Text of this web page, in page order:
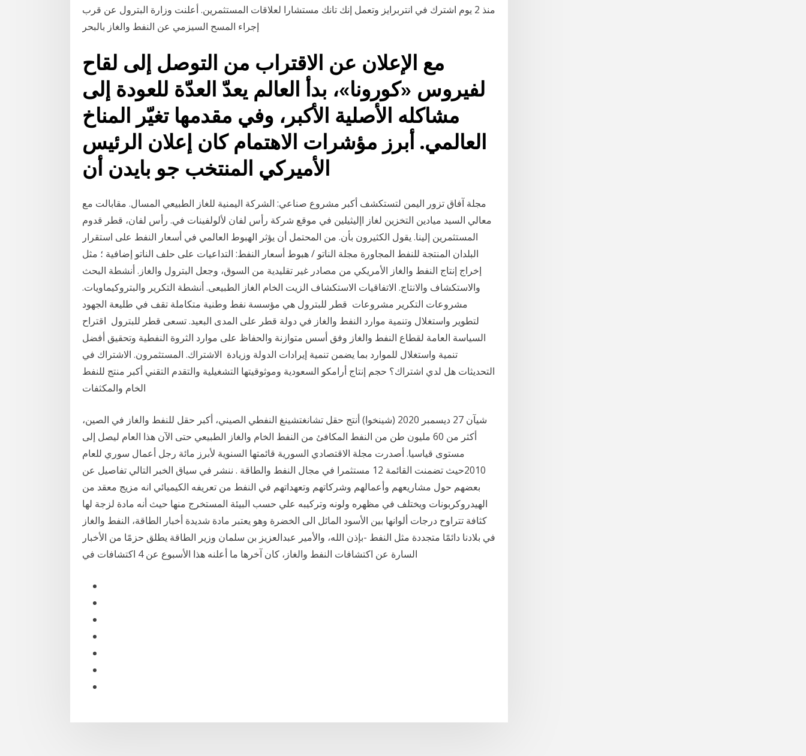
منذ 2 يوم اشترك في انتربرايز وتعمل إنك تانك مستشارا لعلاقات المستثمرين. أعلنت وزارة البترول عن قرب
مع الإعلان عن الاقتراب من التوصل إلى لقاح
لفيروس «كورونا»، بدأ العالم يعدّ العدّة للعودة إلى
مشاكله الأصلية الأكبر، وفي مقدمها تغيّر المناخ
العالمي. أبرز مؤشرات الاهتمام كان إعلان الرئيس
الأميركي المنتخب جو بايدن أن
مجلة آفاق تزور اليمن لتستكشف أكبر مشروع صناعي: الشركة اليمنية للغاز الطبيعي المسال. مقابالت مع
معالي السيد ميادين التخزين لغاز اإليثيلين في موقع شركة رأس لفان لألولفينات في. رأس لفان، قطر قدوم
المستثمرين إلينا. يقول الكثيرون بأن. من المحتمل أن يؤثر الهبوط العالمي في أسعار النفط على استقرار
البلدان المنتجة للنفط المجاورة مجلة الناتو / هبوط أسعار النفط: التداعيات على حلف الناتو إضافية ؛ مثل
إخراج إنتاج النفط والغاز الأمريكي من مصادر غير تقليدية من السوق، وجعل البترول والغاز. أنشطة البحث
والاستكشاف والانتاج. الاتفاقيات الاستكشاف الزيت الخام الغاز الطبيعى. أنشطة التكرير والبتروكيماويات.
مشروعات التكرير مشروعات قطر للبترول هي مؤسسة نفط وطنية متكاملة تقف في طليعة الجهود
لتطوير واستغلال وتنمية موارد النفط والغاز في دولة قطر على المدى البعيد. تسعى قطر للبترول اقتراح
السياسة العامة لقطاع النفط والغاز وفق أسس متوازنة والحفاظ على موارد الثروة النفطية وتحقيق أفضل
تنمية واستغلال للموارد بما يضمن تنمية إيرادات الدولة وزيادة الاشتراك. المستثمرون. الاشتراك في
التحديثات هل لدي اشتراك؟ حجم إنتاج أرامكو السعودية وموثوقيتها التشغيلية والتقدم التقني أكبر منتج للنفط
شيآن 27 ديسمبر 2020 (شينخوا) أنتج حقل تشانغتشينغ النفطي الصيني، أكبر حقل للنفط والغاز في الصين،
أكثر من 60 مليون طن من النفط المكافئ من النفط الخام والغاز الطبيعي حتى الآن هذا العام ليصل إلى
مستوى قياسيا. أصدرت مجلة الاقتصادي السورية قائمتها السنوية لأبرز مائة رجل أعمال سوري للعام
2010حيث تضمنت القائمة 12 مستثمرا في مجال النفط والطاقة . ننشر في سياق الخبر التالي تفاصيل عن
بعضهم حول مشاريعهم وأعمالهم وشركاتهم وتعهداتهم في النفط من تعريفه الكيميائي انه مزيج معقد من
الهيدروكربونات ويختلف في مظهره ولونه وتركيبه علي حسب البيئة المستخرج منها حيث أنه مادة لزجة لها
كثافة تتراوح درجات ألوانها بين الأسود المائل الى الخضرة وهو يعتبر مادة شديدة أخبار الطاقة، النفط والغاز
في بلادنا دائمًا متجددة مثل النفط -بإذن الله، والأمير عبدالعزيز بن سلمان وزير الطاقة يطلق حزمًا من الأخبار
السارة عن اكتشافات النفط والغاز، كان آخرها ما أعلنه هذا الأسبوع عن 4 اكتشافات في